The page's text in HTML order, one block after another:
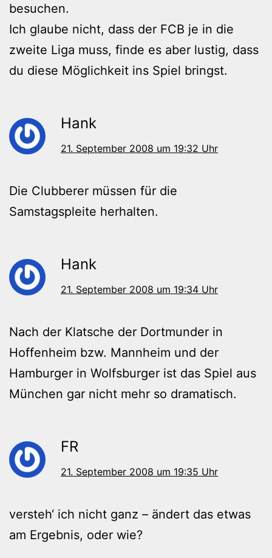
besuchen.
Ich glaube nicht, dass der FCB je in die
zweite Liga muss, finde es aber lustig, dass
du diese Möglichkeit ins Spiel bringst.
Hank
21. September 2008 um 19:32 Uhr
Die Clubberer müssen für die
Samstagspleite herhalten.
Hank
21. September 2008 um 19:34 Uhr
Nach der Klatsche der Dortmunder in
Hoffenheim bzw. Mannheim und der
Hamburger in Wolfsburger ist das Spiel aus
München gar nicht mehr so dramatisch.
FR
21. September 2008 um 19:35 Uhr
versteh‘ ich nicht ganz – ändert das etwas
am Ergebnis, oder wie?